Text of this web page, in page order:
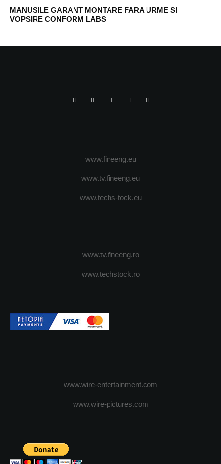
MANUSILE GARANT MONTARE FARA URME SI
VOPSIRE CONFORM LABS
www.fineeng.eu
www.tv.fineeng.eu
www.techs-tock.eu
www.tv.fineeng.ro
www.techstock.ro
www.wire-entertainment.com
www.wire-pictures.com